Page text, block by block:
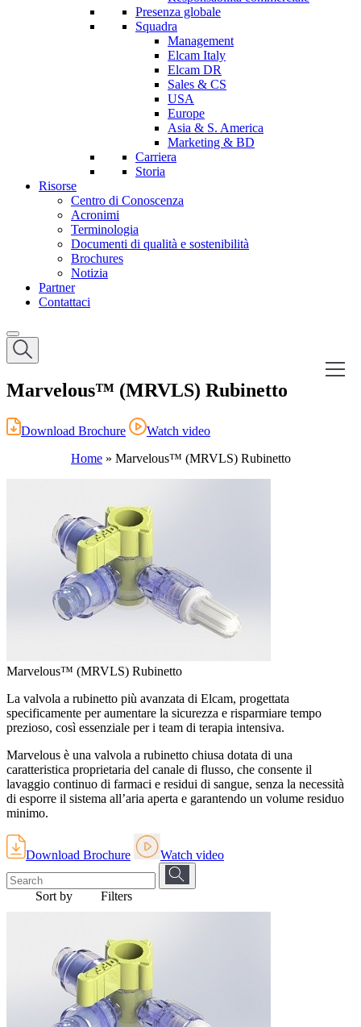
Presenza globale
Squadra
Management
Elcam Italy
Elcam DR
Sales & CS
USA
Europe
Asia & S. America
Marketing & BD
Carriera
Storia
Risorse
Centro di Conoscenza
Acronimi
Terminologia
Documenti di qualità e sostenibilità
Brochures
Notizia
Partner
Contattaci
Marvelous™ (MRVLS) Rubinetto
Download Brochure
Watch video
Home » Marvelous™ (MRVLS) Rubinetto
Marvelous™ (MRVLS) Rubinetto
La valvola a rubinetto più avanzata di Elcam, progettata
specificamente per aumentare la sicurezza e risparmiare tempo
prezioso, così essenziale per i team di terapia intensiva.
Marvelous è una valvola a rubinetto chiusa dotata di una
caratteristica proprietaria del canale di flusso, che consente il
lavaggio continuo di farmaci e residui di sangue, senza la necessità
di esporre il sistema all’aria aperta e garantendo un volume residuo
minimo.
Download Brochure Watch video
Sort by Filters